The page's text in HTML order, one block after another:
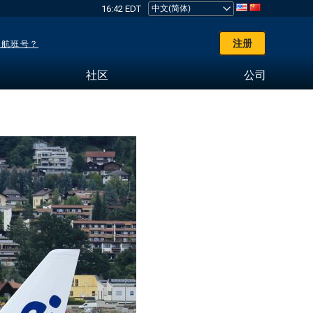
16:42 EDT
班号？ 注册
社区 公司